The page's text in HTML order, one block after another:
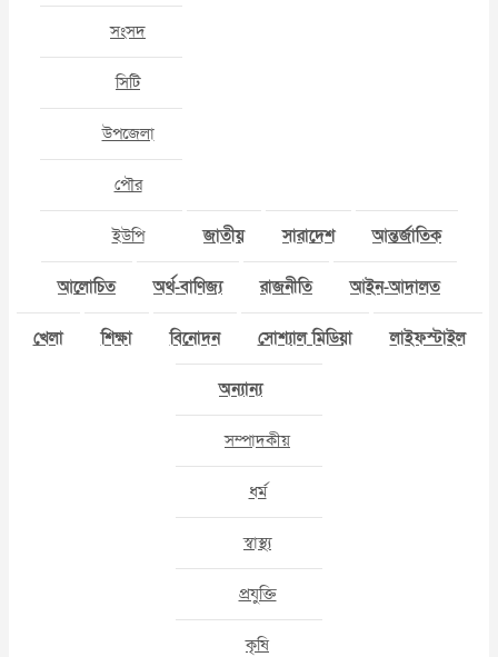
সংসদ
সিটি
উপজেলা
পৌর
ইউপি জাতীয় সারাদেশ আন্তর্জাতিক
আলোচিত অর্থ-বাণিজ্য রাজনীতি আইন-আদালত
খেলা শিক্ষা বিনোদন সোশ্যাল মিডিয়া লাইফস্টাইল
অন্যান্য
সম্পাদকীয়
ধর্ম
স্বাস্থ্য
প্রযুক্তি
কৃষি